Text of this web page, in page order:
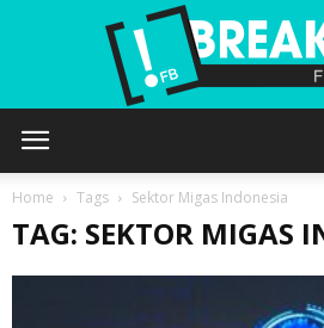
Home Tags Sektor Migas Indonesia
TAG: SEKTOR MIGAS